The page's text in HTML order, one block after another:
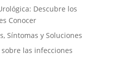
Descubre los
Conocer
Síntomas y Soluciones
las infecciones